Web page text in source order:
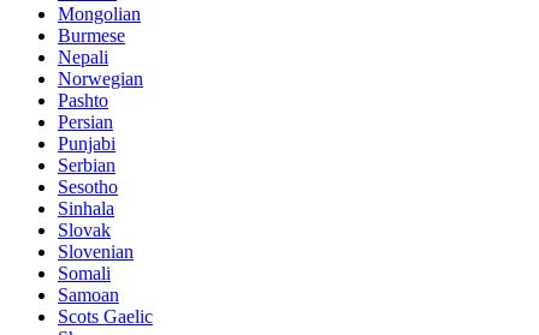
Mongolian
Burmese
Nepali
Norwegian
Pashto
Persian
Punjabi
Serbian
Sesotho
Sinhala
Slovak
Slovenian
Somali
Samoan
Scots Gaelic